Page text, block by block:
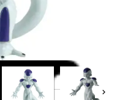
WORKS ”
*Aberto para